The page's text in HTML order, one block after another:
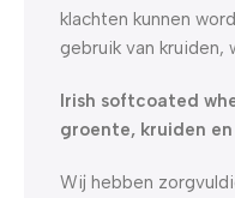
klachten kunnen
gebruik van kruiden,
Irish softcoated
groente, kruiden
Wij hebben